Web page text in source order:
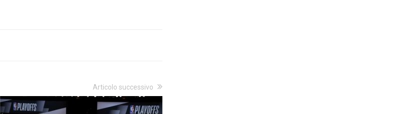
Articolo successivo